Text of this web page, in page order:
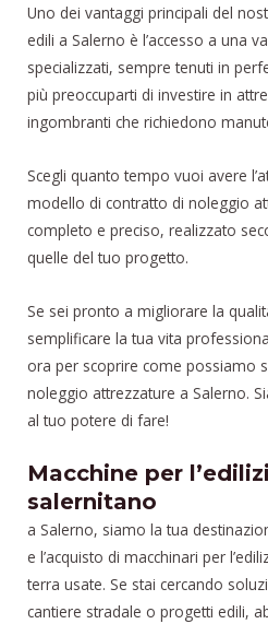
Uno dei vantaggi principali del
edili a Salerno è l’accesso a una
specializzati, sempre tenuti in
più preoccuparti di investire in
ingombranti che richiedono
Scegli quanto tempo vuoi avere
modello di contratto di noleggio
completo e preciso, realizzato
quelle del tuo progetto.
Se sei pronto a migliorare la
semplificare la tua vita
ora per scoprire come possiamo
noleggio attrezzature a Salerno.
al tuo potere di fare!
Macchine per
salernitano
a Salerno, siamo la tua
e l’acquisto di macchinari per
terra usate. Se stai cercando
cantiere stradale o progetti edili,